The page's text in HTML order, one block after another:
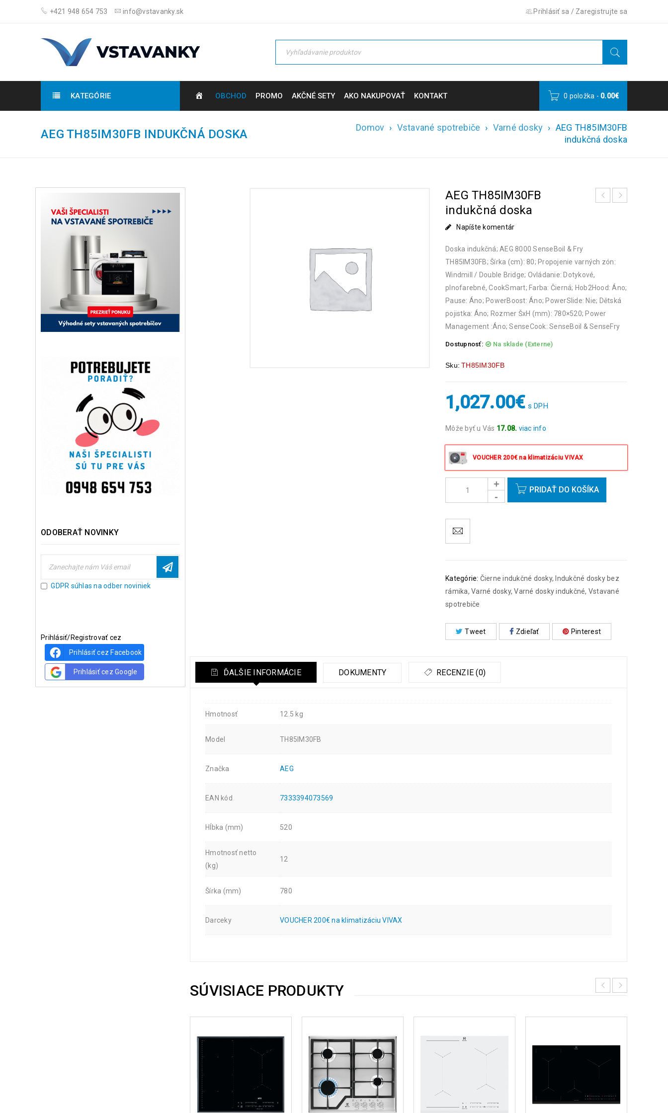
+421 948 654 753 info@vstavanky.sk Prihlásiť sa / Zaregistrujte sa
KATEGÓRIE OBCHOD PROMO AKČNÉ SETY AKO NAKUPOVAŤ KONTAKT 0 položka - 0.00€
AEG TH85IM30FB INDUKČNÁ DOSKA Domov › Vstavané spotrebiče › Varné dosky › AEG TH85IM30FB
indukčná doska
ODOBERAŤ NOVINKY
GDPR súhlas na odber noviniek
Prihlásiť/Registrovať cez
Prihlásiť cez Facebook
Prihlásiť cez Google
AEG TH85IM30FB
indukčná doska
Napíšte komentár
Doska indukčná; AEG 8000 SenseBoil & Fry
TH85IM30FB; Šírka (cm): 80; Propojenie varných zón:
Windmill / Double Bridge; Ovládanie: Dotykové,
plnofarebné, CookSmart; Farba: Čierná; Hob2Hood: Áno;
Pause: Áno; PowerBoost: Áno; PowerSlide: Nie; Dětská
pojistka: Áno; Rozmer ŠxH (mm): 780×520; Power
Management :Áno; SenseCook: SenseBoil & SenseFry
Dostupnosť: Na sklade (Externe)
Sku: TH85IM30FB
1,027.00€ s DPH
Môže byť u Vás 17.08. viac info
istý deň okrem víkendov a sviatkov.
VOUCHER 200€ na klimatizáciu VIVAX
PRIDAŤ DO KOŠÍKA
Kategórie: Čierne indukčné dosky, Indukčné dosky bez
rámika, Varné dosky,Varné dosky indukčné, Vstavané
spotrebiče
Tweet Zdieľať Pinterest
ĎALŠIE INFORMÁCIE DOKUMENTY RECENZIE (0)
Hmotnosť 12.5 kg
Model TH85IM30FB
Značka AEG
EAN kód 7333394073569
Hĺbka (mm) 520
Hmotnosť netto
(kg)
12
Šírka (mm) 780
Darceky VOUCHER 200€ na klimatizáciu VIVAX
SÚVISIACE PRODUKTY